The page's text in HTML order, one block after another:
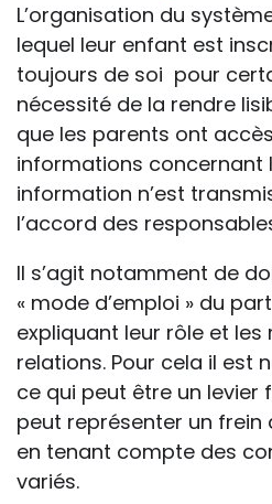
L’organisation du
lequel leur enfant est
toujours de soi pour
nécessité de la rendre
que les parents ont
informations concernant
information n’est
l’accord des
Il s’agit notamment de
« mode d’emploi » du
expliquant leur rôle et
relations. Pour cela il est
ce qui peut être un levier
peut représenter un
en tenant compte des
variés.